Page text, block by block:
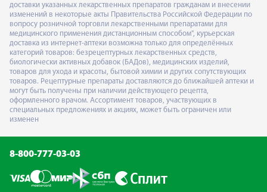
доставки указанных лекарственных препаратов гражданам и внесении
изменений в некоторые акты Правительства Российской Федерации по
вопросу розничной торговли лекарственными препаратами для
медицинского применения дистанционным способом", курьерская
доставка из интернет-аптеки возможна только для определённых
категорий товаров: безрецептурных лекарственных средств,
биологически активных добавок (БАДов), медицинских изделий,
товаров для ухода и красоты, бытовой химии и других сопутствующих
товаров. Рецептурные препараты доставляются до ближайшей аптеки и
могут быть получены при наличии действующего рецепта,
оформленного врачом. Ассортимент товаров, участвующих в
специальных предложениях и акциях, может быть ограничен или
изменен
8-800-777-03-03